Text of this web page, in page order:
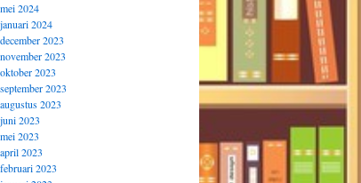
mei 2024
januari 2024
december 2023
november 2023
oktober 2023
september 2023
augustus 2023
juni 2023
mei 2023
april 2023
februari 2023